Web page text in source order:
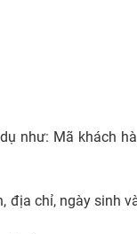
như: Mã khách
địa chỉ, ngày sinh